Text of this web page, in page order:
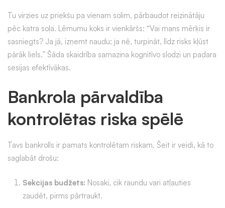
Tu virzies uz priekšu pa vienam solim, pārbaudot reizinātāju
pēc katra soļa. Lēmumu koks ir vienkāršs: “Vai mans mērķis ir
sasniegts? Ja jā, izņemt naudu; ja nē, turpināt, līdz risks kļūst
pārāk liels.” Šāda skaidrība samazina kognitīvo slodzi un padara
sesijas efektīvākas.
Bankrola pārvaldība
kontrolētas riska spēlē
Tavs bankrolls ir pamats kontrolētam riskam. Šeit ir veidi, kā to
saglabāt drošu:
Sekcijas budžets: Nosaki, cik raundu vari atļauties
zaudēt, pirms pārtraukt.